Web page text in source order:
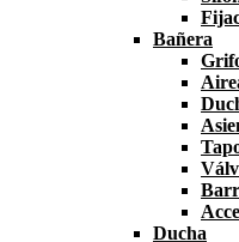
Bañera
Ducha